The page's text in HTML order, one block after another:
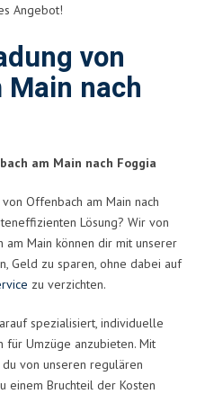
Angebot!
von
nach
am Main nach Foggia
Offenbach am Main nach
Lösung? Wir von
Main können dir mit unserer
Geld zu sparen, ohne dabei auf
zu verzichten.
spezialisiert, individuelle
für Umzüge anzubieten. Mit
von unseren regulären
einem Bruchteil der Kosten